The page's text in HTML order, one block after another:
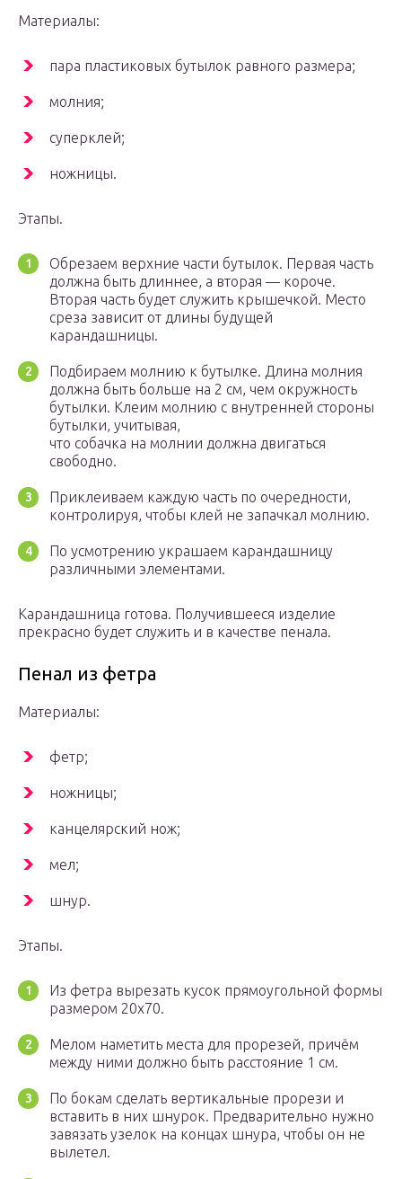
Материалы:
пара пластиковых бутылок равного размера;
молния;
суперклей;
ножницы.
Этапы.
Обрезаем верхние части бутылок. Первая часть
должна быть длиннее, а вторая — короче.
Вторая часть будет служить крышечкой. Место
среза зависит от длины будущей
карандашницы.
Подбираем молнию к бутылке. Длина молния
должна быть больше на 2 см, чем окружность
бутылки. Клеим молнию с внутренней стороны
бутылки, учитывая,
что собачка на молнии должна двигаться
свободно.
Приклеиваем каждую часть по очередности,
контролируя, чтобы клей не запачкал молнию.
По усмотрению украшаем карандашницу
различными элементами.
Карандашница готова. Получившееся изделие
прекрасно будет служить и в качестве пенала.
Пенал из фетра
Материалы:
фетр;
ножницы;
канцелярский нож;
мел;
шнур.
Этапы.
Из фетра вырезать кусок прямоугольной формы
размером 20х70.
Мелом наметить места для прорезей, причём
между ними должно быть расстояние 1 см.
По бокам сделать вертикальные прорези и
вставить в них шнурок. Предварительно нужно
завязать узелок на концах шнура, чтобы он не
вылетел.